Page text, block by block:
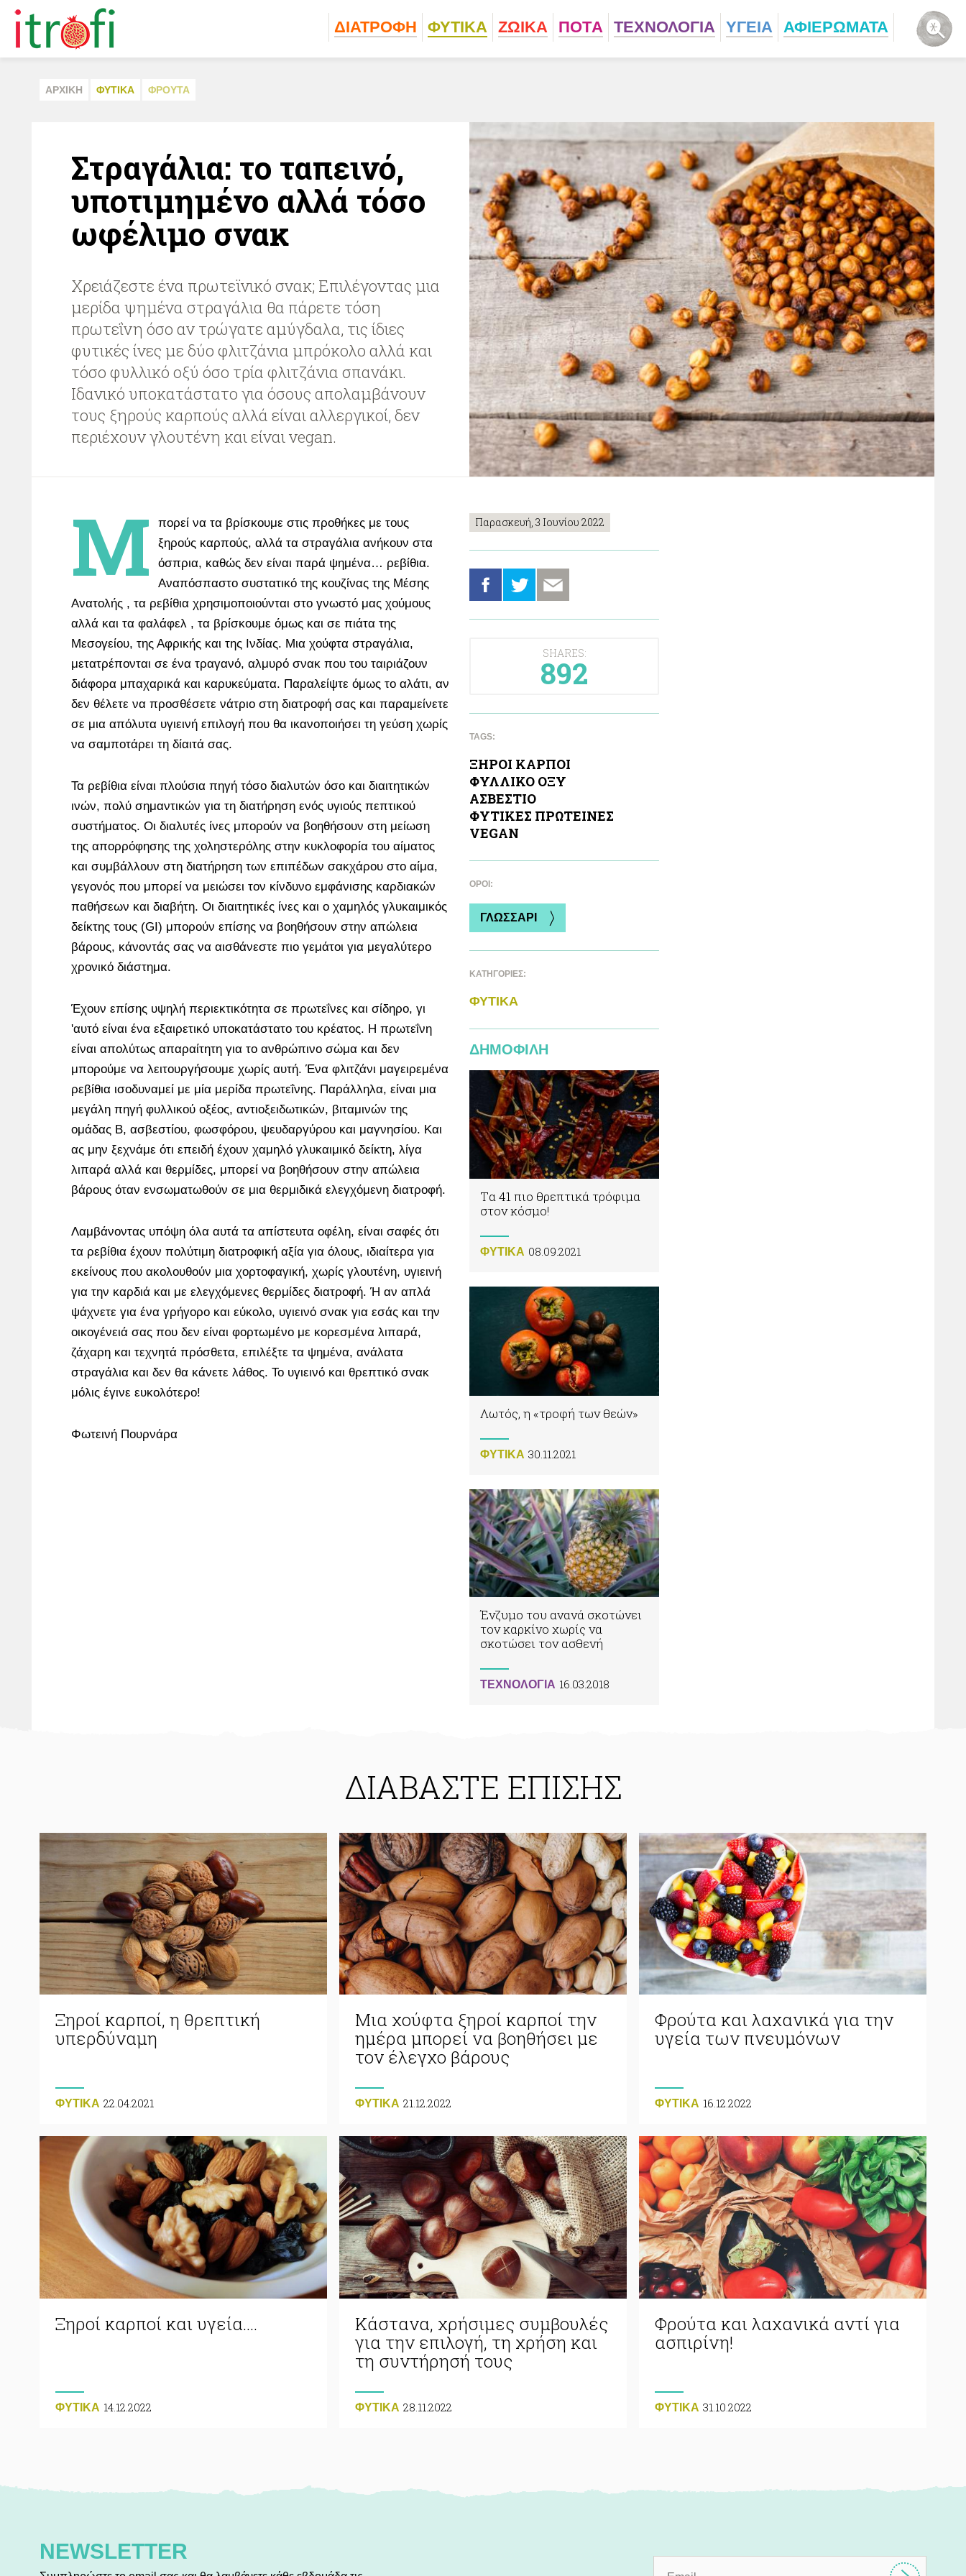
ΔΙΑΤΡΟΦΗ ΦΥΤΙΚA ΖΩΙΚA ΠΟΤA ΤΕΧΝΟΛΟΓΙΑ ΥΓΕΙΑ ΑΦΙΕΡΩΜΑΤΑ
ΑΡΧΙΚΗ ΦΥΤΙΚA ΦΡΟΥΤΑ
Στραγάλια: το ταπεινό,
υποτιμημένο αλλά τόσο
ωφέλιμο σνακ
Χρειάζεστε ένα πρωτεϊνικό σνακ; Επιλέγοντας μια
μερίδα ψημένα στραγάλια θα πάρετε τόση
πρωτεΐνη όσο αν τρώγατε αμύγδαλα, τις ίδιες
φυτικές ίνες με δύο φλιτζάνια μπρόκολο αλλά και
τόσο φυλλικό οξύ όσο τρία φλιτζάνια σπανάκι.
Ιδανικό υποκατάστατο για όσους απολαμβάνουν
τους ξηρούς καρπούς αλλά είναι αλλεργικοί, δεν
περιέχουν γλουτένη και είναι vegan.
Παρασκευή, 3 Ιουνίου 2022
SHARES:
892
Μ
πορεί να τα βρίσκουμε στις προθήκες με τους
ξηρούς καρπούς, αλλά τα στραγάλια ανήκουν στα
όσπρια, καθώς δεν είναι παρά ψημένα… ρεβίθια.
Αναπόσπαστο συστατικό της κουζίνας της Μέσης
Ανατολής , τα ρεβίθια χρησιμοποιούνται στο γνωστό μας χούμους
αλλά και τα φαλάφελ , τα βρίσκουμε όμως και σε πιάτα της
Μεσογείου, της Αφρικής και της Ινδίας. Μια χούφτα στραγάλια,
μετατρέπονται σε ένα τραγανό, αλμυρό σνακ που του ταιριάζουν
διάφορα μπαχαρικά και καρυκεύματα. Παραλείψτε όμως το αλάτι, αν
δεν θέλετε να προσθέσετε νάτριο στη διατροφή σας και παραμείνετε
σε μια απόλυτα υγιεινή επιλογή που θα ικανοποιήσει τη γεύση χωρίς
να σαμποτάρει τη δίαιτά σας.
Τα ρεβίθια είναι πλούσια πηγή τόσο διαλυτών όσο και διαιτητικών
ινών, πολύ σημαντικών για τη διατήρηση ενός υγιούς πεπτικού
συστήματος. Οι διαλυτές ίνες μπορούν να βοηθήσουν στη μείωση
της απορρόφησης της χοληστερόλης στην κυκλοφορία του αίματος
και συμβάλλουν στη διατήρηση των επιπέδων σακχάρου στο αίμα,
γεγονός που μπορεί να μειώσει τον κίνδυνο εμφάνισης καρδιακών
παθήσεων και διαβήτη. Οι διαιτητικές ίνες και ο χαμηλός γλυκαιμικός
δείκτης τους (GI) μπορούν επίσης να βοηθήσουν στην απώλεια
βάρους, κάνοντάς σας να αισθάνεστε πιο γεμάτοι για μεγαλύτερο
χρονικό διάστημα.
Έχουν επίσης υψηλή περιεκτικότητα σε πρωτεΐνες και σίδηρο, γι
'αυτό είναι ένα εξαιρετικό υποκατάστατο του κρέατος. Η πρωτεΐνη
είναι απολύτως απαραίτητη για το ανθρώπινο σώμα και δεν
μπορούμε να λειτουργήσουμε χωρίς αυτή. Ένα φλιτζάνι μαγειρεμένα
ρεβίθια ισοδυναμεί με μία μερίδα πρωτεΐνης. Παράλληλα, είναι μια
μεγάλη πηγή φυλλικού οξέος, αντιοξειδωτικών, βιταμινών της
ομάδας Β, ασβεστίου, φωσφόρου, ψευδαργύρου και μαγνησίου. Και
ας μην ξεχνάμε ότι επειδή έχουν χαμηλό γλυκαιμικό δείκτη, λίγα
λιπαρά αλλά και θερμίδες, μπορεί να βοηθήσουν στην απώλεια
βάρους όταν ενσωματωθούν σε μια θερμιδικά ελεγχόμενη διατροφή.
Λαμβάνοντας υπόψη όλα αυτά τα απίστευτα οφέλη, είναι σαφές ότι
τα ρεβίθια έχουν πολύτιμη διατροφική αξία για όλους, ιδιαίτερα για
εκείνους που ακολουθούν μια χορτοφαγική, χωρίς γλουτένη, υγιεινή
για την καρδιά και με ελεγχόμενες θερμίδες διατροφή. Ή αν απλά
ψάχνετε για ένα γρήγορο και εύκολο, υγιεινό σνακ για εσάς και την
οικογένειά σας που δεν είναι φορτωμένο με κορεσμένα λιπαρά,
ζάχαρη και τεχνητά πρόσθετα, επιλέξτε τα ψημένα, ανάλατα
στραγάλια και δεν θα κάνετε λάθος. Το υγιεινό και θρεπτικό σνακ
μόλις έγινε ευκολότερο!
Φωτεινή Πουρνάρα
TAGS:
ΞΗΡΟΙ ΚΑΡΠΟΙ
ΦΥΛΛΙΚΟ ΟΞΥ
ΑΣΒΕΣΤΙΟ
ΦΥΤΙΚΕΣ ΠΡΩΤΕΙΝΕΣ
VEGAN
ΌΡΟΙ:
ΓΛΩΣΣΑΡΙ
ΚΑΤΗΓΟΡΙΕΣ:
ΦΥΤΙΚA
ΔΗΜΟΦΙΛΗ
Tα 41 πιο θρεπτικά τρόφιμα
στον κόσμο!
ΦΥΤΙΚA 08.09.2021
Λωτός, η «τροφή των θεών»
ΦΥΤΙΚA 30.11.2021
Ένζυμο του ανανά σκοτώνει
τον καρκίνο χωρίς να
σκοτώσει τον ασθενή
ΤΕΧΝΟΛΟΓΙΑ 16.03.2018
ΔΙΑΒΑΣΤΕ ΕΠΙΣΗΣ
Ξηροί καρποί, η θρεπτική
υπερδύναμη
ΦΥΤΙΚA 22.04.2021
Μια χούφτα ξηροί καρποί την
ημέρα μπορεί να βοηθήσει με
τον έλεγχο βάρους
ΦΥΤΙΚA 21.12.2022
Φρούτα και λαχανικά για την
υγεία των πνευμόνων
ΦΥΤΙΚA 16.12.2022
Ξηροί καρποί και υγεία….
ΦΥΤΙΚA 14.12.2022
Κάστανα, χρήσιμες συμβουλές
για την επιλογή, τη χρήση και
τη συντήρησή τους
ΦΥΤΙΚA 28.11.2022
Φρούτα και λαχανικά αντί για
ασπιρίνη!
ΦΥΤΙΚA 31.10.2022
NEWSLETTER